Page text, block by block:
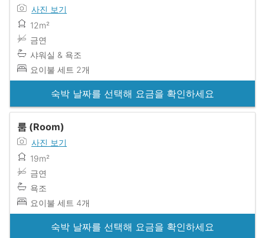
사진 보기
12m²
금연
샤워실 & 욕조
요이불 세트 2개
숙박 날짜를 선택해 요금을 확인하세요
룸 (Room)
사진 보기
19m²
금연
욕조
요이불 세트 4개
숙박 날짜를 선택해 요금을 확인하세요